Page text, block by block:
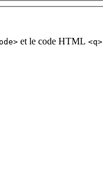
et le code HTML <q>